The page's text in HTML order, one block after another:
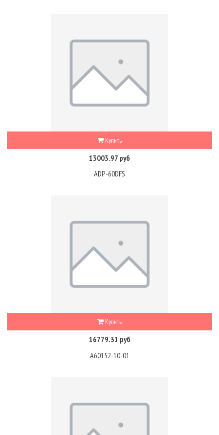
Купить
13003.97 руб
ADP-60DFS
Купить
16779.31 руб
A60152-10-01